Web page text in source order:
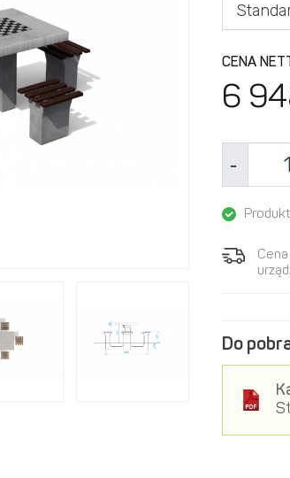
CENA
6
Do